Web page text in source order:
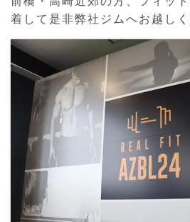
着して是非弊社ジムへお越しく